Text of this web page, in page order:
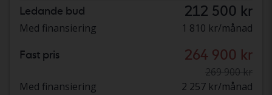
Ledande bud 212 500 kr
Med finansiering 1 810 kr/månad
Fast pris 264 900 kr
269 900 kr
Med finansiering
2 257 kr/månad